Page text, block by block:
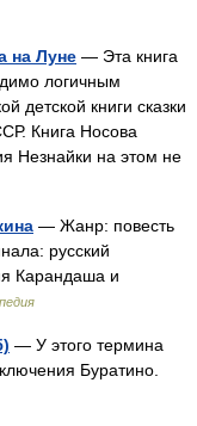
на Луне — Эта книга
логичным
детской книги сказки
Книга Носова
Незнайки на этом не
— Жанр: повесть
русский
Карандаша и
— У этого термина
Буратино.